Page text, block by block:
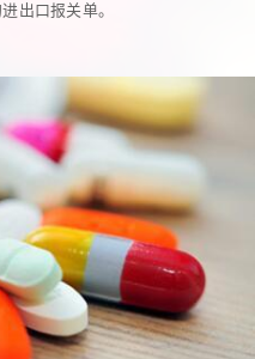
出口报关单。